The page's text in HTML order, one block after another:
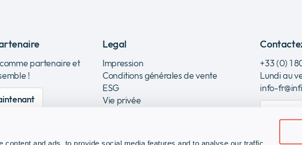
content and ads, to provide social media features and to analyse our traffic.
partenaire et
!
Legal
Impression
Conditions générales de vente
ESG
Vie privée
+33 (0) 1
Lundi au
info-